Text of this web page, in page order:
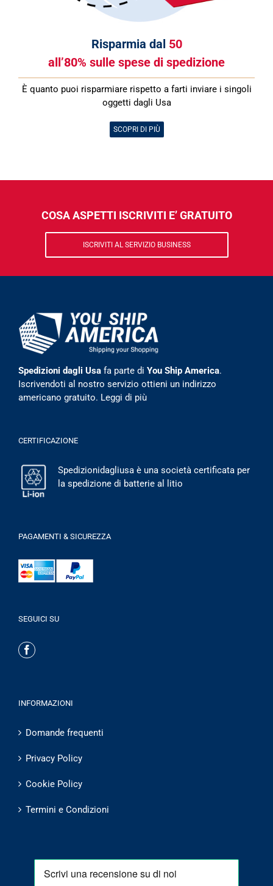
Risparmia dal 50
all’80% sulle spese di spedizione
È quanto puoi risparmiare rispetto a farti inviare i singoli
oggetti dagli Usa
SCOPRI DI PIÙ
COSA ASPETTI ISCRIVITI E’ GRATUITO
ISCRIVITI AL SERVIZIO BUSINESS
Spedizioni dagli Usa fa parte di You Ship America.
Iscrivendoti al nostro servizio ottieni un indirizzo
americano gratuito. Leggi di più
CERTIFICAZIONE
Spedizionidagliusa è una società certificata per
la spedizione di batterie al litio
PAGAMENTI & SICUREZZA
SEGUICI SU
INFORMAZIONI
Domande frequenti
Privacy Policy
Cookie Policy
Termini e Condizioni